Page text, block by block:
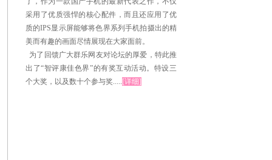
采用了优质强悍的核心配件，而且还应用了优
质的IPS显示屏能够将色界系列手机拍摄出的精
美而有趣的画面尽情展现在大家面前。
为了回馈广大群乐网友对论坛的厚爱，特此推
出了“智评康佳色界”的有奖互动活动。特设三
个大奖，以及数十个参与奖..... [详细]